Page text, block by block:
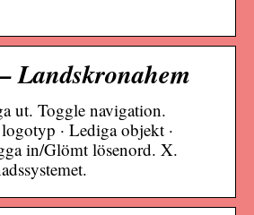
Landskronahem
ut. Toggle navigation.
· Lediga objekt ·
in/Glömt lösenord. X.